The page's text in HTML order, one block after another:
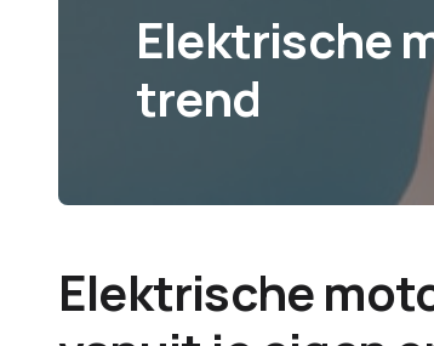
Elektrische
trend
Elektrische